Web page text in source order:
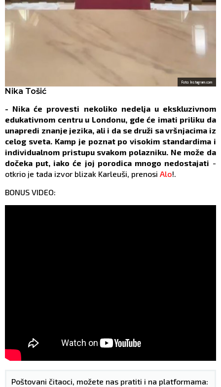
Foto: Instagram.com
Nika Tošić
- Nika će provesti nekoliko nedelja u ekskluzivnom
edukativnom centru u Londonu, gde će imati priliku da
unapredi znanje jezika, ali i da se druži sa vršnjacima iz
celog sveta. Kamp je poznat po visokim standardima i
individualnom pristupu svakom polazniku. Ne može da
dočeka put, iako će joj porodica mnogo nedostajati -
otkrio je tada izvor blizak Karleuši, prenosi Alo!.
BONUS VIDEO:
Poštovani čitaoci, možete nas pratiti i na platformama: